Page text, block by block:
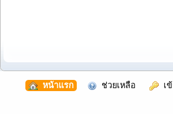
หน้าแรก ช่วยเหลือ เ